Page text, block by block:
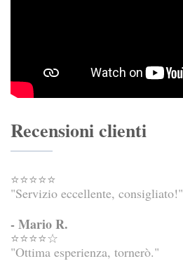
Recensioni clienti
⭐⭐⭐⭐⭐
"Servizio eccellente, consigliato!"
- Mario R.
⭐⭐⭐⭐☆
"Ottima esperienza, tornerò."